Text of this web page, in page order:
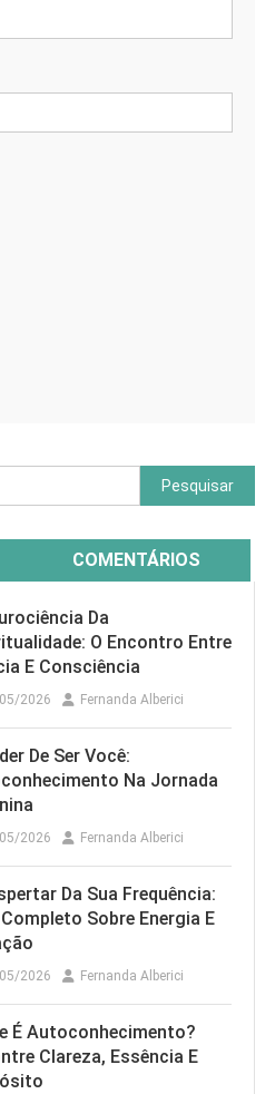
Pesquisar
por:
COMENTÁRIOS
Da
O Encontro Entre
E Consciência
2026 Fernanda Alberici
De Ser Você:
Na Jornada
2026 Fernanda Alberici
Da Sua Frequência:
Sobre Energia E
2026 Fernanda Alberici
É Autoconhecimento?
Clareza, Essência E